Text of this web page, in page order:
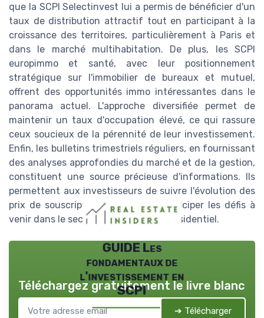
que la SCPI Selectinvest lui a permis de bénéficier d'un
taux de distribution attractif tout en participant à la
croissance des territoires, particulièrement à Paris et
dans le marché multihabitation. De plus, les SCPI
europimmo et santé, avec leur positionnement
stratégique sur l'immobilier de bureaux et mutuel,
offrent des opportunités immo intéressantes dans le
panorama actuel. L'approche diversifiée permet de
maintenir un taux d'occupation élevé, ce qui rassure
ceux soucieux de la pérennité de leur investissement.
Enfin, les bulletins trimestriels réguliers, en fournissant
des analyses approfondies du marché et de la gestion,
constituent une source précieuse d'informations. Ils
permettent aux investisseurs de suivre l'évolution des
prix de souscription et de mieux anticiper les défis à
venir dans le secteur de l'immobilier résidentiel.
GUIDE Les
fondamentaux de
l'investissement en
SCPI
Téléchargez gratuitement le livre blanc
➔ Télécharger